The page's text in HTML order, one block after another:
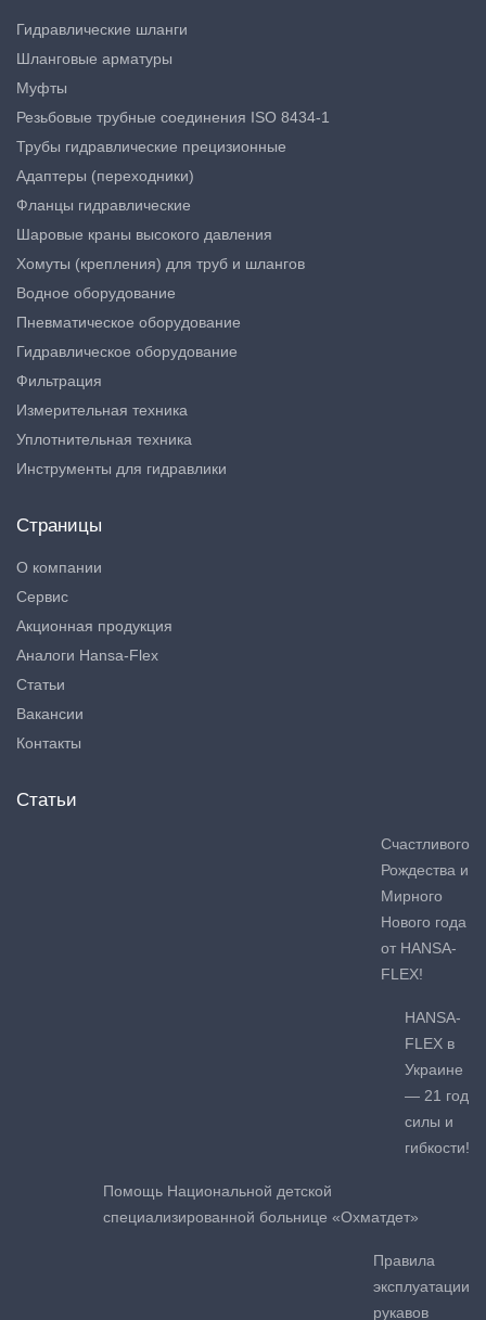
Гидравлические шланги
Шланговые арматуры
Муфты
Резьбовые трубные соединения ISO 8434-1
Трубы гидравлические прецизионные
Адаптеры (переходники)
Фланцы гидравлические
Шаровые краны высокого давления
Хомуты (крепления) для труб и шлангов
Водное оборудование
Пневматическое оборудование
Гидравлическое оборудование
Фильтрация
Измерительная техника
Уплотнительная техника
Инструменты для гидравлики
Страницы
О компании
Сервис
Акционная продукция
Аналоги Hansa-Flex
Статьи
Вакансии
Контакты
Статьи
Счастливого
Рождества и
Мирного
Нового года
от HANSA-
FLEX!
HANSA-
FLEX в
Украине
— 21 год
силы и
гибкости!
Помощь Национальной детской
специализированной больнице «Охматдет»
Правила
эксплуатации
рукавов